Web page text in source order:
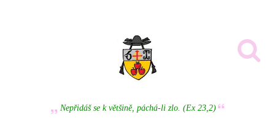
Nepřidáš se k většině, páchá-li zlo. (Ex 23,2)